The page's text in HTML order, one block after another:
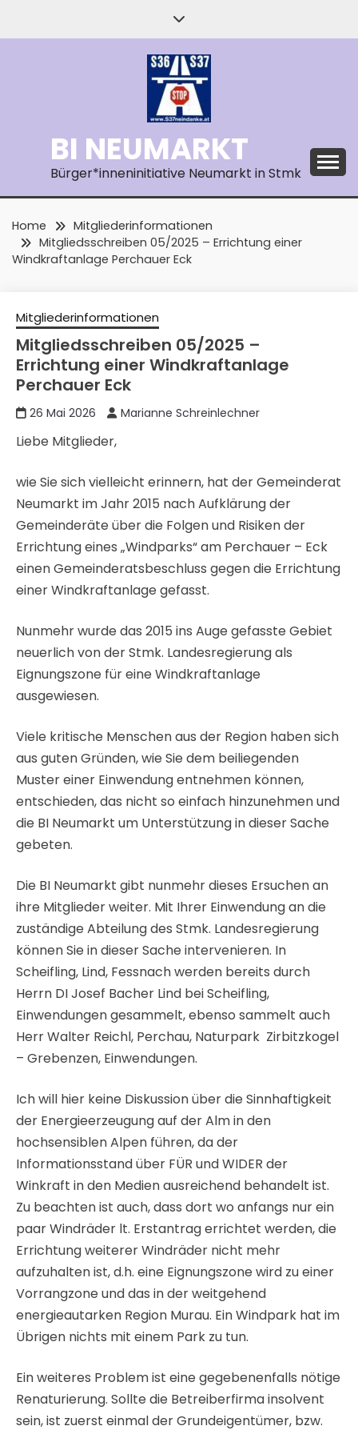
BI NEUMARKT
Bürger*inneninitiative Neumarkt in Stmk
Home
Mitgliederinformationen
Mitgliedsschreiben 05/2025 – Errichtung einer
Windkraftanlage Perchauer Eck
Mitgliederinformationen
Mitgliedsschreiben 05/2025 –
Errichtung einer Windkraftanlage
Perchauer Eck
26 Mai 2026 Marianne Schreinlechner
Liebe Mitglieder,
wie Sie sich vielleicht erinnern, hat der Gemeinderat
Neumarkt im Jahr 2015 nach Aufklärung der
Gemeinderäte über die Folgen und Risiken der
Errichtung eines „Windparks“ am Perchauer – Eck
einen Gemeinderatsbeschluss gegen die Errichtung
einer Windkraftanlage gefasst.
Nunmehr wurde das 2015 ins Auge gefasste Gebiet
neuerlich von der Stmk. Landesregierung als
Eignungszone für eine Windkraftanlage
ausgewiesen.
Viele kritische Menschen aus der Region haben sich
aus guten Gründen, wie Sie dem beiliegenden
Muster einer Einwendung entnehmen können,
entschieden, das nicht so einfach hinzunehmen und
die BI Neumarkt um Unterstützung in dieser Sache
gebeten.
Die BI Neumarkt gibt nunmehr dieses Ersuchen an
ihre Mitglieder weiter. Mit Ihrer Einwendung an die
zuständige Abteilung des Stmk. Landesregierung
können Sie in dieser Sache intervenieren. In
Scheifling, Lind, Fessnach werden bereits durch
Herrn DI Josef Bacher Lind bei Scheifling,
Einwendungen gesammelt, ebenso sammelt auch
Herr Walter Reichl, Perchau, Naturpark Zirbitzkogel
– Grebenzen, Einwendungen.
Ich will hier keine Diskussion über die Sinnhaftigkeit
der Energieerzeugung auf der Alm in den
hochsensiblen Alpen führen, da der
Informationsstand über FÜR und WIDER der
Winkraft in den Medien ausreichend behandelt ist.
Zu beachten ist auch, dass dort wo anfangs nur ein
paar Windräder lt. Erstantrag errichtet werden, die
Errichtung weiterer Windräder nicht mehr
aufzuhalten ist, d.h. eine Eignungszone wird zu einer
Vorrangzone und das in der weitgehend
energieautarken Region Murau. Ein Windpark hat im
Übrigen nichts mit einem Park zu tun.
Ein weiteres Problem ist eine gegebenenfalls nötige
Renaturierung. Sollte die Betreiberfirma insolvent
sein, ist zuerst einmal der Grundeigentümer, bzw.